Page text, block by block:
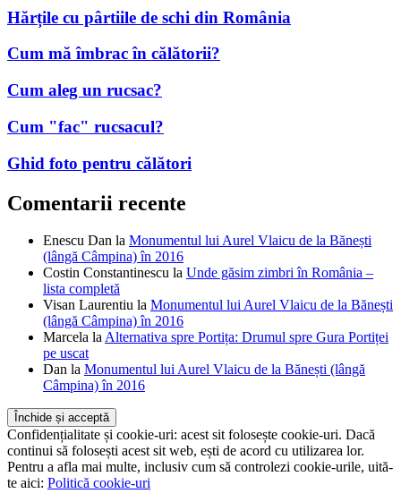
Cum mă îmbrac în călătorii?
Cum aleg un rucsac?
Cum "fac" rucsacul?
Ghid foto pentru călători
Comentarii recente
Enescu Dan laMonumentul lui Aurel Vlaicu de la Bănești
(lângă Câmpina) în 2016
lista completă
Visan LaurentiulaMonumentul lui Aurel Vlaicu de la Bănești
(lângă Câmpina) în 2016
MarcelalaAlternativa spre Portița: Drumul spre Gura Portiței
pe uscat
DanlaMonumentul lui Aurel Vlaicu de la Bănești (lângă
Câmpina) în 2016
Confidențialitate și cookie-uri: acest sit folosește cookie-uri. Dacă
continui să folosești acest sit web, ești de acord cu utilizarea lor.
Pentru a afla mai multe, inclusiv cum să controlezi cookie-urile, uită-
te aici:Politică cookie-uri
Acasă
Despre